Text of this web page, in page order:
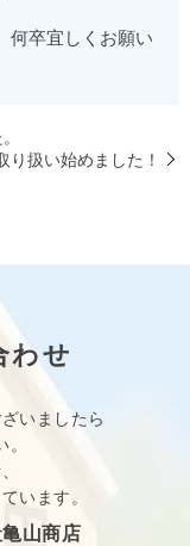
何卒宜しくお願い
り扱い始めました！
わせ
ざいましたら
います。
山商店